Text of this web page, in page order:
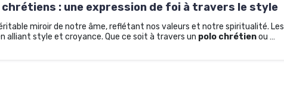
: une expression de foi à travers le style
miroir de notre âme, reflétant nos valeurs et notre spiritualité. Les
alliant style et croyance. Que ce soit à travers un polo chrétienou …